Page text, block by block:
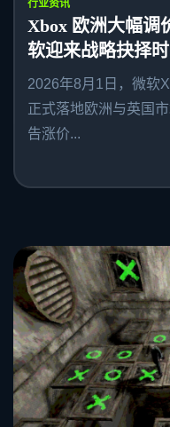
行业资讯
Xbox 欧洲大幅调
软迎来战略抉择时
2026年8月1日，微软
正式落地欧洲与英国
告涨价...